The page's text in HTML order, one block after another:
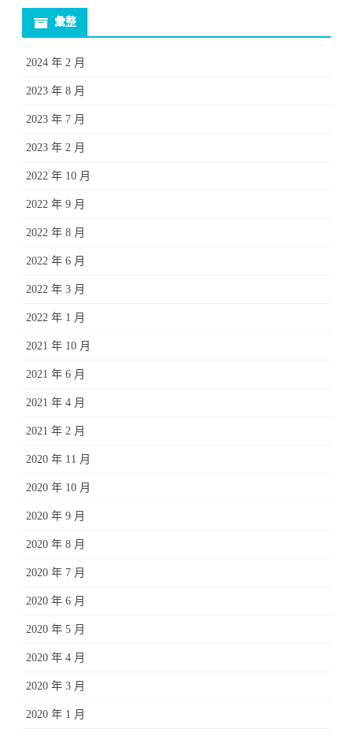
彙整
2024 年 2 月
2023 年 8 月
2023 年 7 月
2023 年 2 月
2022 年 10 月
2022 年 9 月
2022 年 8 月
2022 年 6 月
2022 年 3 月
2022 年 1 月
2021 年 10 月
2021 年 6 月
2021 年 4 月
2021 年 2 月
2020 年 11 月
2020 年 10 月
2020 年 9 月
2020 年 8 月
2020 年 7 月
2020 年 6 月
2020 年 5 月
2020 年 4 月
2020 年 3 月
2020 年 1 月